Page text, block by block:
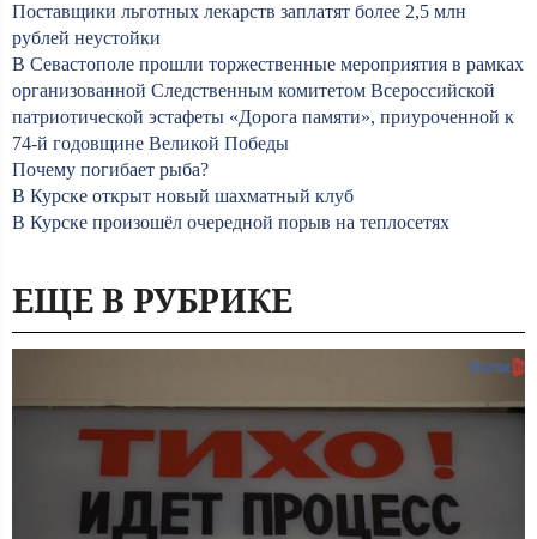
Поставщики льготных лекарств заплатят более 2,5 млн
рублей неустойки
В Севастополе прошли торжественные мероприятия в рамках
организованной Следственным комитетом Всероссийской
патриотической эстафеты «Дорога памяти», приуроченной к
74-й годовщине Великой Победы
Почему погибает рыба?
В Курске открыт новый шахматный клуб
В Курске произошёл очередной порыв на теплосетях
ЕЩЕ В РУБРИКЕ